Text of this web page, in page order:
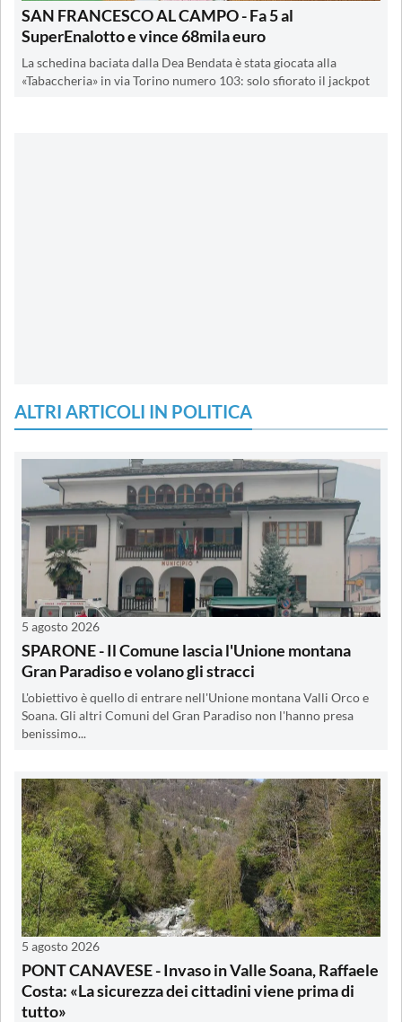
SAN FRANCESCO AL CAMPO - Fa 5 al
SuperEnalotto e vince 68mila euro
La schedina baciata dalla Dea Bendata è stata giocata alla
«Tabaccheria» in via Torino numero 103: solo sfiorato il jackpot
ALTRI ARTICOLI IN POLITICA
5 agosto 2026
SPARONE - Il Comune lascia l'Unione montana
Gran Paradiso e volano gli stracci
L'obiettivo è quello di entrare nell'Unione montana Valli Orco e
Soana. Gli altri Comuni del Gran Paradiso non l'hanno presa
benissimo...
5 agosto 2026
PONT CANAVESE - Invaso in Valle Soana, Raffaele
Costa: «La sicurezza dei cittadini viene prima di
tutto»